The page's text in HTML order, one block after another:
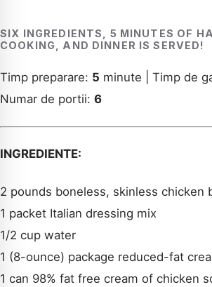
SIX INGREDIENTS, 5 MINUTES OF
COOKING, AND DINNER IS SERVED!
Timp preparare: 5 minute | Timp de
Numar de portii: 6
INGREDIENTE:
2 pounds boneless, skinless chicken
1 packet Italian dressing mix
1/2 cup water
1 (8-ounce) package reduced-fat
1 can 98% fat free cream of chicken